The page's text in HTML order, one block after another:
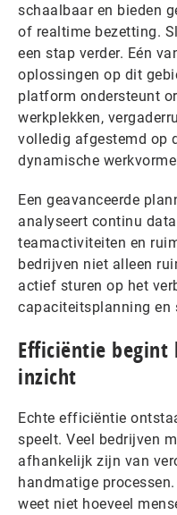
schaalbaar en bieden
of realtime bezetting.
een stap verder. Eén
oplossingen op dit
platform ondersteunt
werkplekken,
volledig afgestemd op
dynamische
Een geavanceerde
analyseert continu
teamactiviteiten en
bedrijven niet alleen
actief sturen op het
capaciteitsplanning en
Efficiëntie begint
inzicht
Echte efficiëntie
speelt. Veel bedrijven
afhankelijk zijn van
handmatige
weet niet hoeveel